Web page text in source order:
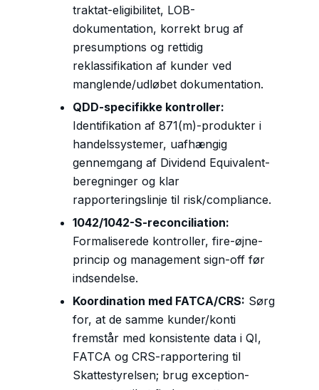
traktat-eligibilitet, LOB-
dokumentation, korrekt brug af
presumptions og rettidig
reklassifikation af kunder ved
manglende/udløbet dokumentation.
QDD-specifikke kontroller:
Identifikation af 871(m)-produkter i
handelssystemer, uafhængig
gennemgang af Dividend Equivalent-
beregninger og klar
rapporteringslinje til risk/compliance.
1042/1042-S-reconciliation:
Formaliserede kontroller, fire-øjne-
princip og management sign-off før
indsendelse.
Koordination med FATCA/CRS: Sørg
for, at de samme kunder/konti
fremstår med konsistente data i QI,
FATCA og CRS-rapportering til
Skattestyrelsen; brug exception-